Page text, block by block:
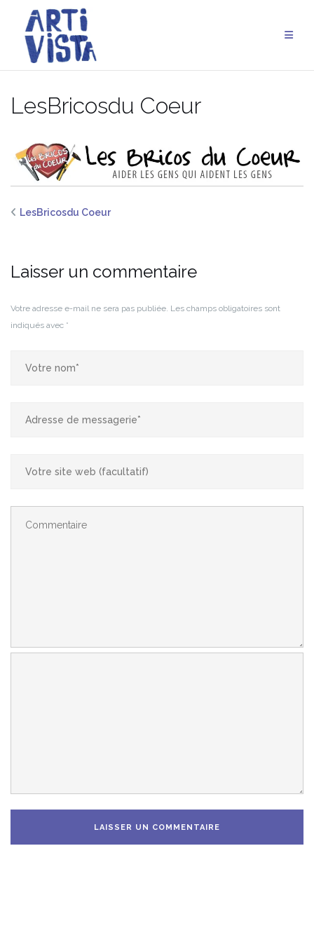
contenu
LesBricosdu Coeur
LesBricosdu Coeur
Laisser un commentaire
Votre adresse e-mail ne sera pas publiée. Les champs obligatoires sont
indiqués avec *